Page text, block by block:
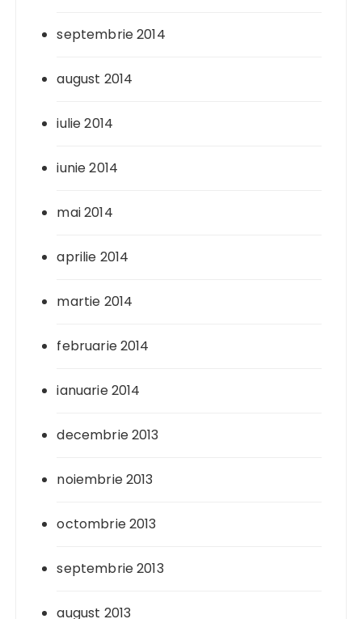
septembrie 2014
august 2014
iulie 2014
iunie 2014
mai 2014
aprilie 2014
martie 2014
februarie 2014
ianuarie 2014
decembrie 2013
noiembrie 2013
octombrie 2013
septembrie 2013
august 2013